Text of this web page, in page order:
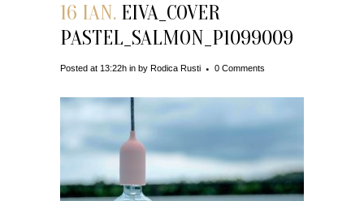
16 IAN. EIVA_COVER
PASTEL_SALMON_P1099009
Posted at 13:22h in by Rodica Rusti 0 Comments